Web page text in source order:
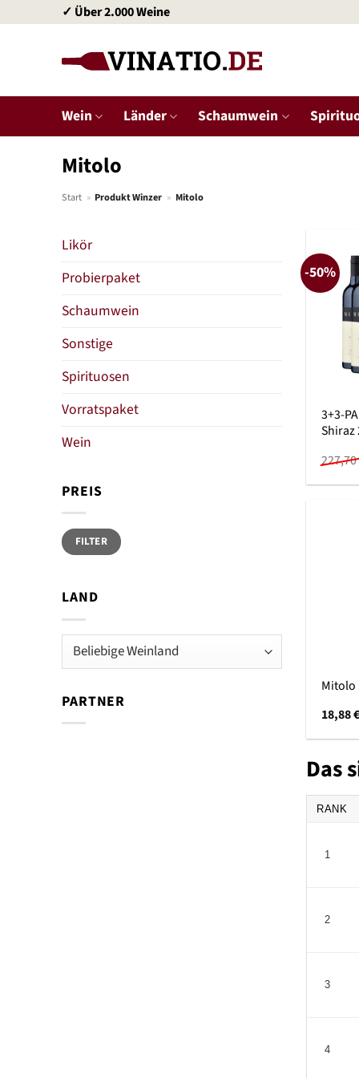
✓ Über 2.000 Weine
Wein Länder Schaumwein
Mitolo
Start » Produkt Winzer » Mitolo
Likör
Probierpaket
Schaumwein
Sonstige
Spirituosen
Vorratspaket
Wein
PREIS
Min.
Preis
Max.
PreisFILTER
LAND
PARTNER
-50%
3+3-
Shiraz
227,70
Mitolo
18,88€
Das
RANK
1
2
3
4